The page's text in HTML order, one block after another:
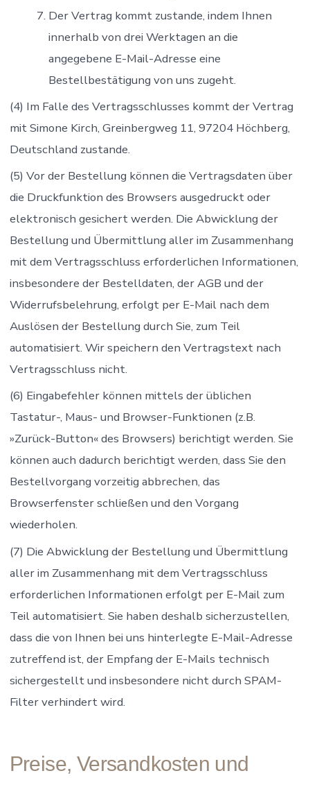
Der Vertrag kommt zustande, indem Ihnen
innerhalb von drei Werktagen an die
angegebene E-Mail-Adresse eine
Bestellbestätigung von uns zugeht.
(4) Im Falle des Vertragsschlusses kommt der Vertrag
mit Simone Kirch, Greinbergweg 11, 97204 Höchberg,
Deutschland zustande.
(5) Vor der Bestellung können die Vertragsdaten über
die Druckfunktion des Browsers ausgedruckt oder
elektronisch gesichert werden. Die Abwicklung der
Bestellung und Übermittlung aller im Zusammenhang
mit dem Vertragsschluss erforderlichen Informationen,
insbesondere der Bestelldaten, der AGB und der
Widerrufsbelehrung, erfolgt per E-Mail nach dem
Auslösen der Bestellung durch Sie, zum Teil
automatisiert. Wir speichern den Vertragstext nach
Vertragsschluss nicht.
(6) Eingabefehler können mittels der üblichen
Tastatur-, Maus- und Browser-Funktionen (z.B.
»Zurück-Button« des Browsers) berichtigt werden. Sie
können auch dadurch berichtigt werden, dass Sie den
Bestellvorgang vorzeitig abbrechen, das
Browserfenster schließen und den Vorgang
wiederholen.
(7) Die Abwicklung der Bestellung und Übermittlung
aller im Zusammenhang mit dem Vertragsschluss
erforderlichen Informationen erfolgt per E-Mail zum
Teil automatisiert. Sie haben deshalb sicherzustellen,
dass die von Ihnen bei uns hinterlegte E-Mail-Adresse
zutreffend ist, der Empfang der E-Mails technisch
sichergestellt und insbesondere nicht durch SPAM-
Filter verhindert wird.
Preise, Versandkosten und